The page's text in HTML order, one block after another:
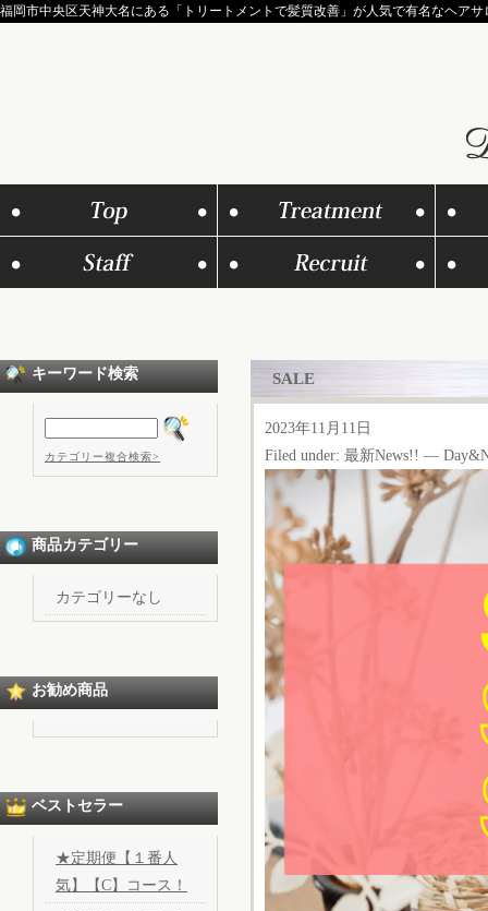
福岡市中央区天神大名にある「トリートメントで髪質改善」が人気で有名なヘア
SALE
2023年11月11日
Filed under: 最新News!! —
キーワード検索
カテゴリー複合検索>
商品カテゴリー
カテゴリーなし
お勧め商品
ベストセラー
★定期便【１番人
気】【C】コース！